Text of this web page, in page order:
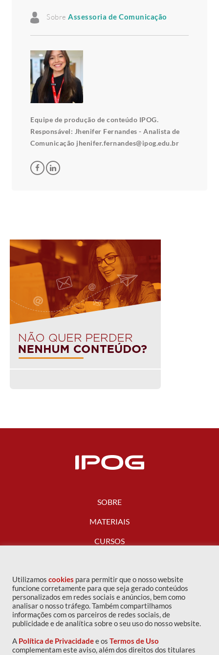
Sobre Assessoria de Comunicação
Equipe de produção de conteúdo IPOG.
Responsável: Jhenifer Fernandes - Analista de
Comunicação jhenifer.fernandes@ipog.edu.br
SOBRE
MATERIAIS
CURSOS
FALE CONOSCO
Utilizamos cookies para permitir que o nosso website
funcione corretamente para que seja gerado conteúdos
personalizados em redes sociais e anúncios, bem como
analisar o nosso tráfego. Também compartilhamos
informações com os parceiros de redes sociais, de
publicidade e de analítica sobre o seu uso do nosso website.
A Política de Privacidadee os Termos de Uso
complementam este aviso, além dos direitos dos titulares